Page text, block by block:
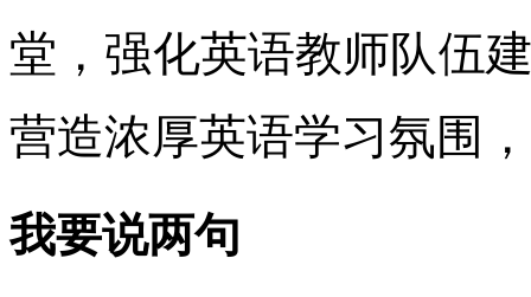
堂，强化英语教师队伍
营造浓厚英语学习氛围
我要说两句